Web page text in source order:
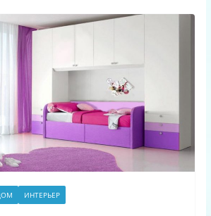
ИНТЕРЬЕР